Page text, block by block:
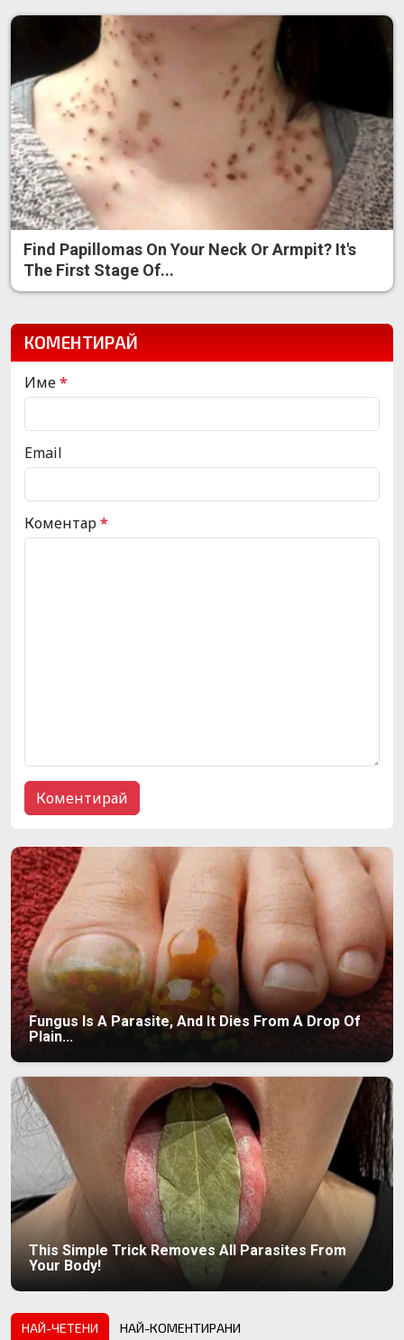
Find Papillomas On Your Neck Or Armpit? It's
The First Stage Of...
КОМЕНТИРАЙ
Име*
Email
Коментар*
Fungus Is A Parasite, And It Dies From A Drop Of
Plain...
This Simple Trick Removes All Parasites From
Your Body!
НАЙ-ЧЕТЕНИ НАЙ-КОМЕНТИРАНИ